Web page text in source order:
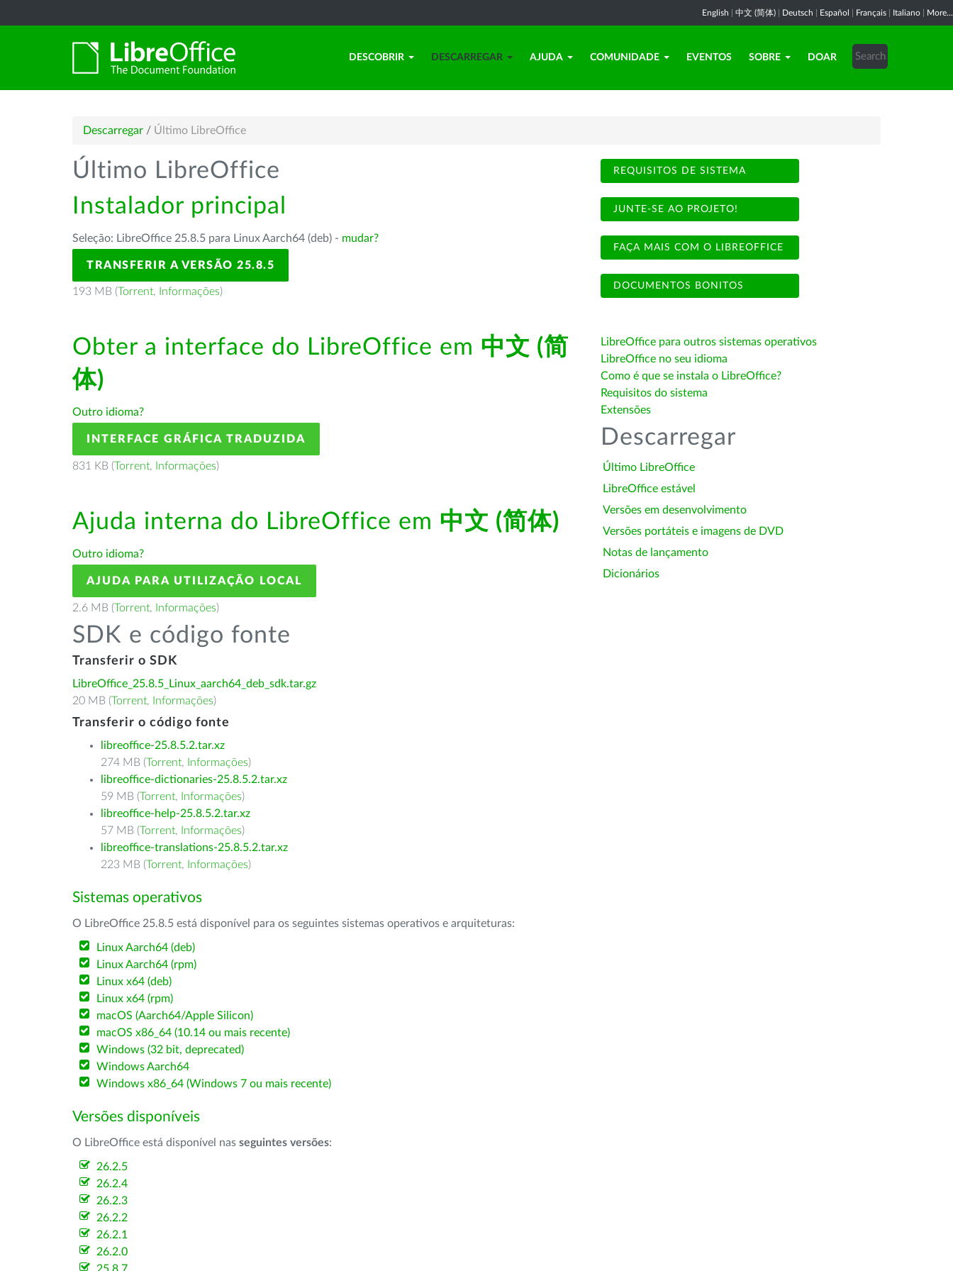
English 中文 (简体) Deutsch Español Français Italiano More...
DESCOBRIR DESCARREGAR AJUDA COMUNIDADE EVENTOS SOBRE DOAR
Descarregar / Último LibreOffice
Último LibreOffice
Instalador principal
Seleção: LibreOffice 25.8.5 para Linux Aarch64 (deb) - mudar?
TRANSFERIR A VERSÃO 25.8.5
193 MB (Torrent, Informações)
Obter a interface do LibreOffice em 中文 (简
体)
Outro idioma?
INTERFACE GRÁFICA TRADUZIDA
831 KB (Torrent, Informações)
Ajuda interna do LibreOffice em 中文 (简体)
Outro idioma?
AJUDA PARA UTILIZAÇÃO LOCAL
2.6 MB (Torrent, Informações)
SDK e código fonte
Transferir o SDK
LibreOffice_25.8.5_Linux_aarch64_deb_sdk.tar.gz
20 MB (Torrent, Informações)
Transferir o código fonte
libreoffice-25.8.5.2.tar.xz
274 MB (Torrent, Informações)
libreoffice-dictionaries-25.8.5.2.tar.xz
59 MB (Torrent, Informações)
libreoffice-help-25.8.5.2.tar.xz
57 MB (Torrent, Informações)
libreoffice-translations-25.8.5.2.tar.xz
223 MB (Torrent, Informações)
Sistemas operativos
O LibreOffice 25.8.5 está disponível para os seguintes sistemas operativos e arquiteturas:
Linux Aarch64 (deb)
Linux Aarch64 (rpm)
Linux x64 (deb)
Linux x64 (rpm)
macOS (Aarch64/Apple Silicon)
macOS x86_64 (10.14 ou mais recente)
Windows (32 bit, deprecated)
Windows Aarch64
Windows x86_64 (Windows 7 ou mais recente)
Versões disponíveis
O LibreOffice está disponível nas seguintes versões:
26.2.5
26.2.4
26.2.3
26.2.2
26.2.1
26.2.0
REQUISITOS DE SISTEMA
JUNTE-SE AO PROJETO!
FAÇA MAIS COM O LIBREOFFICE
DOCUMENTOS BONITOS
LibreOffice para outros sistemas operativos
LibreOffice no seu idioma
Como é que se instala o LibreOffice?
Requisitos do sistema
Extensões
Descarregar
Último LibreOffice
LibreOffice estável
Versões em desenvolvimento
Versões portáteis e imagens de DVD
Notas de lançamento
Dicionários